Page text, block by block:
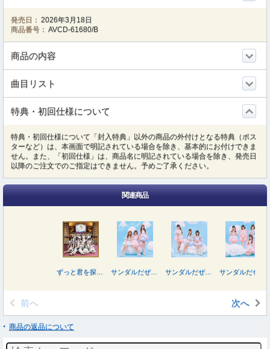
発売日： 2026年3月18日
商品番号： AVCD-61680/B
商品の内容
曲目リスト
特典・初回仕様について
特典・初回仕様について「封入特典」以外の商品の外付けとなる特典（ポス
ターなど）は、本画面で明記されている場合を除き、基本的にお付けできま
せん。また、「初回仕様」は、商品名に明記されている場合を除き、発売日
以降のご注文でのご指定はできません。予めご了承ください。
関連商品
サンダルだぜ（初回生産限定盤／Ｔｙｐｅ－Ｂ） サンダルだぜ（初回生産限定盤／Ｔｙｐｅ－Ｃ）
前へ 次へ
商品の返品について